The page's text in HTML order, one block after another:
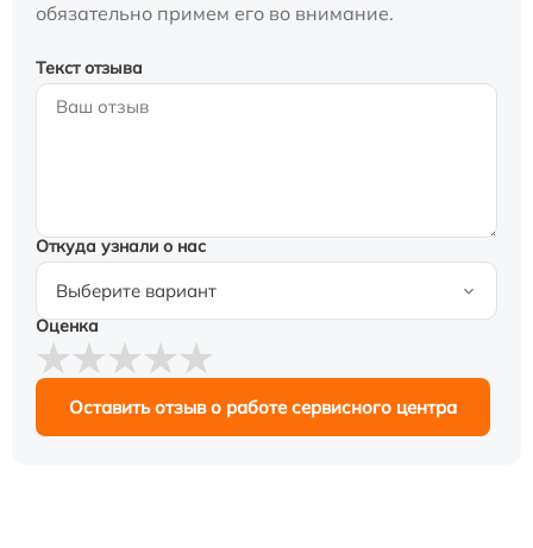
обязательно примем его во внимание.
Текст отзыва
Откуда узнали о нас
Оценка
Оставить отзыв о работе сервисного центра